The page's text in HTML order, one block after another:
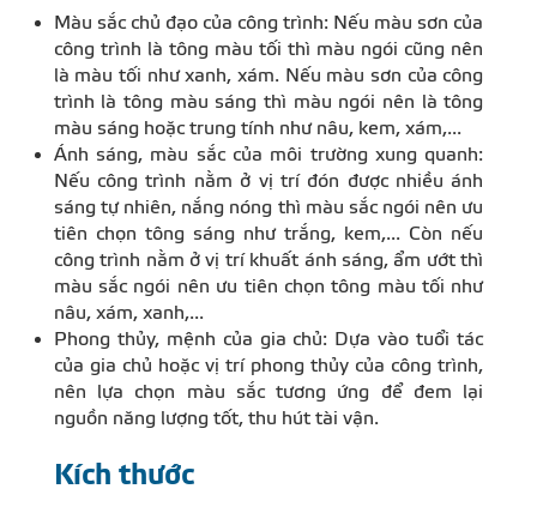
Màu sắc chủ đạo của công trình: Nếu màu sơn của
công trình là tông màu tối thì màu ngói cũng nên
là màu tối như xanh, xám. Nếu màu sơn của công
trình là tông màu sáng thì màu ngói nên là tông
màu sáng hoặc trung tính như nâu, kem, xám,...
Ánh sáng, màu sắc của môi trường xung quanh:
Nếu công trình nằm ở vị trí đón được nhiều ánh
sáng tự nhiên, nắng nóng thì màu sắc ngói nên ưu
tiên chọn tông sáng như trắng, kem,... Còn nếu
công trình nằm ở vị trí khuất ánh sáng, ẩm ướt thì
màu sắc ngói nên ưu tiên chọn tông màu tối như
nâu, xám, xanh,...
Phong thủy, mệnh của gia chủ: Dựa vào tuổi tác
của gia chủ hoặc vị trí phong thủy của công trình,
nên lựa chọn màu sắc tương ứng để đem lại
nguồn năng lượng tốt, thu hút tài vận.
Kích thước